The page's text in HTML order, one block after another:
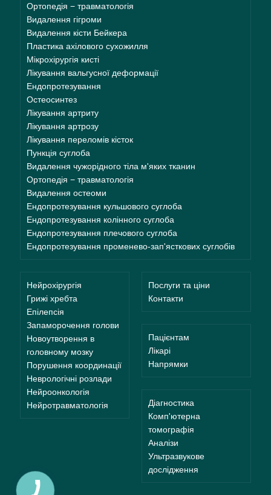
Ортопедія − травматологія
Видалення гігроми
Видалення кісти Бейкера
Пластика ахілового сухожилля
Мікрохірургія кисті
Лікування вальгусної деформації
Ендопротезування
Остеосинтез
Лікування артриту
Лікування артрозу
Лікування переломів кісток
Пункція суглоба
Видалення чужорідного тіла м'яких тканин
Ортопедія − травматологія
Видалення остеоми
Ендопротезування кульшового суглоба
Ендопротезування колінного суглоба
Ендопротезування плечового суглоба
Ендопротезування променево-зап'ясткових суглобів
Нейрохірургія
Грижі хребта
Епілепсія
Запаморочення голови
Новоутворення в
головному мозку
Порушення координації
Неврологічні розлади
Нейроонкологія
Нейротравматологія
Послуги та ціни
Контакти
Пацієнтам
Лікарі
Напрямки
Діагностика
Комп'ютерна
томографія
Аналізи
Ультразвукове
дослідження